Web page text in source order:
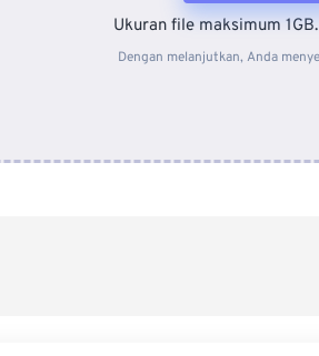
Dari
Ukuran file maksimum
Dengan melanjutkan, Anda